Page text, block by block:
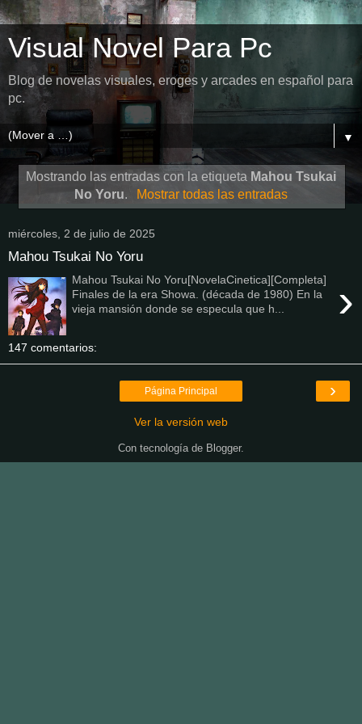
Visual Novel Para Pc
Blog de novelas visuales, eroges y arcades en español para
pc.
▼
Mostrando las entradas con la etiqueta Mahou Tsukai
No Yoru. Mostrar todas las entradas
miércoles, 2 de julio de 2025
Mahou Tsukai No Yoru
›
Mahou Tsukai No Yoru[NovelaCinetica][Completa]
Finales de la era Showa. (década de 1980) En la
vieja mansión donde se especula que h...
147 comentarios:
›
Página Principal
Ver la versión web
Con tecnología de Blogger.